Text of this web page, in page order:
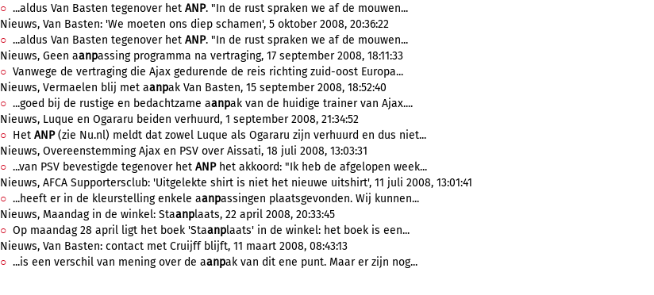
...aldus Van Basten tegenover het ANP. "In de rust spraken we af de mouwen...
Nieuws, Van Basten: 'We moeten ons diep schamen', 5 oktober 2008, 20:36:22
...aldus Van Basten tegenover het ANP. "In de rust spraken we af de mouwen...
Nieuws, Geen aanpassing programma na vertraging, 17 september 2008, 18:11:33
Vanwege de vertraging die Ajax gedurende de reis richting zuid-oost Europa...
Nieuws, Vermaelen blij met aanpak Van Basten, 15 september 2008, 18:52:40
...goed bij de rustige en bedachtzame aanpak van de huidige trainer van Ajax....
Nieuws, Luque en Ogararu beiden verhuurd, 1 september 2008, 21:34:52
Het ANP(zie Nu.nl) meldt dat zowel Luque als Ogararu zijn verhuurd en dus niet...
Nieuws, Overeenstemming Ajax en PSV over Aissati, 18 juli 2008, 13:03:31
...van PSV bevestigde tegenover het ANPhet akkoord: "Ik heb de afgelopen week...
Nieuws, AFCA Supportersclub: 'Uitgelekte shirt is niet het nieuwe uitshirt', 11 juli 2008, 13:01:41
...heeft er in de kleurstelling enkele aanpassingen plaatsgevonden. Wij kunnen...
Nieuws, Maandag in de winkel: Staanplaats, 22 april 2008, 20:33:45
Op maandag 28 april ligt het boek 'Staanplaats' in de winkel: het boek is een...
Nieuws, Van Basten: contact met Cruijff blijft, 11 maart 2008, 08:43:13
...is een verschil van mening over de aanpak van dit ene punt. Maar er zijn nog...